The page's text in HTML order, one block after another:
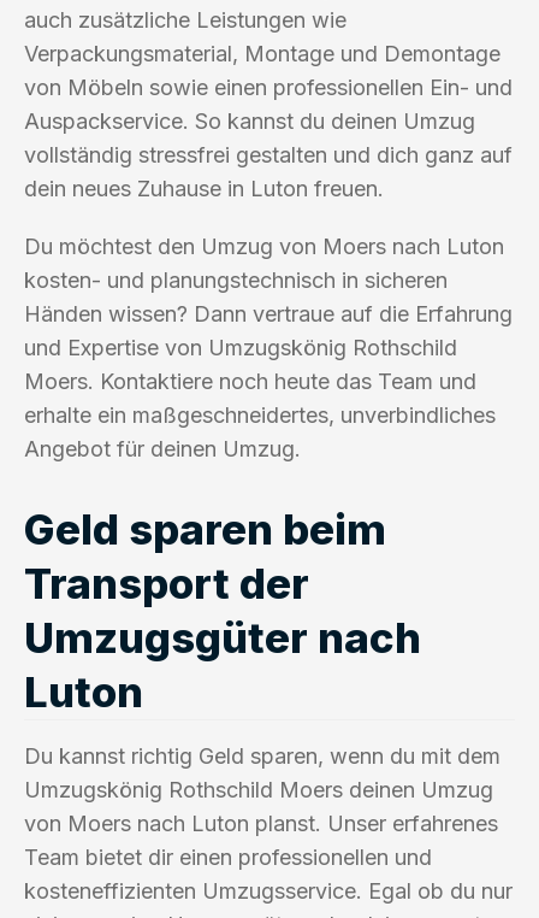
auch zusätzliche Leistungen wie
Verpackungsmaterial, Montage und Demontage
von Möbeln sowie einen professionellen Ein- und
Auspackservice. So kannst du deinen Umzug
vollständig stressfrei gestalten und dich ganz auf
dein neues Zuhause in Luton freuen.
Du möchtest den Umzug von Moers nach Luton
kosten- und planungstechnisch in sicheren
Händen wissen? Dann vertraue auf die Erfahrung
und Expertise von Umzugskönig Rothschild
Moers. Kontaktiere noch heute das Team und
erhalte ein maßgeschneidertes, unverbindliches
Angebot für deinen Umzug.
Geld sparen beim
Transport der
Umzugsgüter nach
Luton
Du kannst richtig Geld sparen, wenn du mit dem
Umzugskönig Rothschild Moers deinen Umzug
von Moers nach Luton planst. Unser erfahrenes
Team bietet dir einen professionellen und
kosteneffizienten Umzugsservice. Egal ob du nur